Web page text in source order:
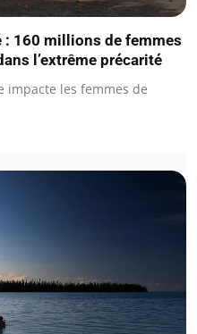
160 millions de femmes
l’extrême précarité
impacte les femmes de